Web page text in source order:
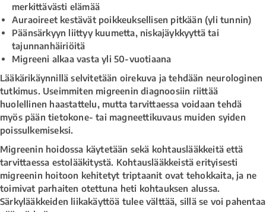
merkittävästi elämää
Auraoireet kestävät poikkeuksellisen pitkään (yli tunnin)
Päänsärkyyn liittyy kuumetta, niskajäykkyyttä tai
tajunnanhäiriöitä
Migreeni alkaa vasta yli 50-vuotiaana
Lääkärikäynnillä selvitetään oirekuva ja tehdään neurologinen
tutkimus. Useimmiten migreenin diagnoosiin riittää
huolellinen haastattelu, mutta tarvittaessa voidaan tehdä
myös pään tietokone- tai magneettikuvaus muiden syiden
poissulkemiseksi.
Migreenin hoidossa käytetään sekä kohtauslääkkeitä että
tarvittaessa estolääkitystä. Kohtauslääkkeistä erityisesti
migreenin hoitoon kehitetyt triptaanit ovat tehokkaita, ja ne
toimivat parhaiten otettuna heti kohtauksen alussa.
Särkylääkkeiden liikakäyttöä tulee välttää, sillä se voi pahentaa